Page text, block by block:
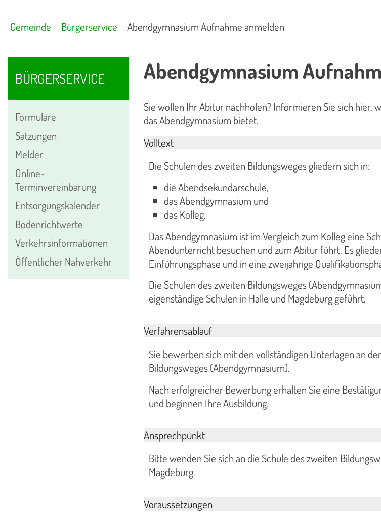
Gemeinde Bürgerservice Abendgymnasium Aufnahme anmelden
BÜRGERSERVICE
Formulare
Satzungen
Melder
Online-
Terminvereinbarung
Entsorgungskalender
Bodenrichtwerte
Verkehrsinformationen
Öffentlicher Nahverkehr
Abendgymnasium
Sie wollen Ihr Abitur nachholen? Informieren Sie sich hier,
das Abendgymnasium bietet.
Volltext
Die Schulen des zweiten Bildungsweges gliedern sich in:
die Abendsekundarschule,
das Abendgymnasium und
das Kolleg.
Das Abendgymnasium ist im Vergleich zum Kolleg eine
Abendunterricht besuchen und zum Abitur führt. Es
Einführungsphase und in eine zweijährige
Die Schulen des zweiten Bildungsweges
eigenständige Schulen in Halle und Magdeburg geführt.
Verfahrensablauf
Sie bewerben sich mit den vollständigen Unterlagen an
Bildungsweges (Abendgymnasium).
Nach erfolgreicher Bewerbung erhalten Sie eine
und beginnen Ihre Ausbildung.
Ansprechpunkt
Bitte wenden Sie sich an die Schule des zweiten
Magdeburg.
Voraussetzungen